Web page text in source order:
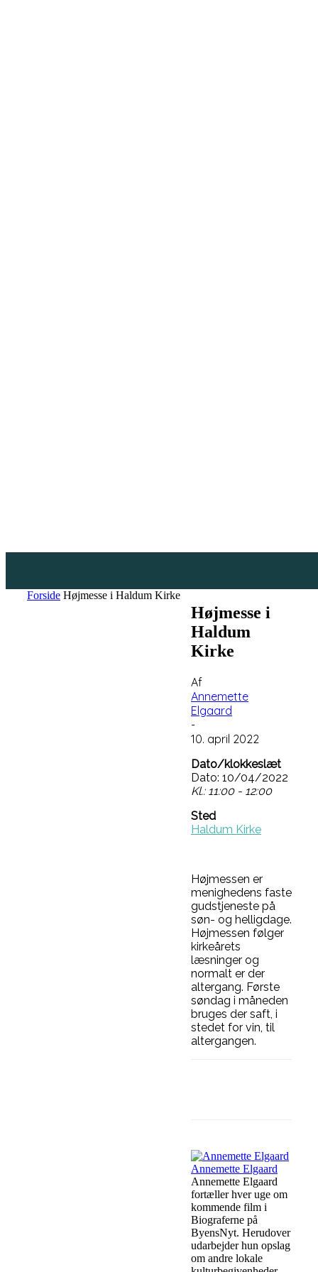
Forside Højmesse i Haldum Kirke
Højmesse i
Haldum
Kirke
Af
Annemette
Elgaard
-
10. april 2022
Dato/klokkeslæt
Dato: 10/04/2022
Kl.: 11:00 - 12:00
Sted
Haldum Kirke
Højmessen er
menighedens faste
gudstjeneste på
søn- og helligdage.
Højmessen følger
kirkeårets
læsninger og
normalt er der
altergang. Første
søndag i måneden
bruges der saft, i
stedet for vin, til
altergangen.
Annemette Elgaard
Annemette Elgaard
fortæller hver uge om
kommende film i
Biograferne på
ByensNyt. Herudover
udarbejder hun opslag
om andre lokale